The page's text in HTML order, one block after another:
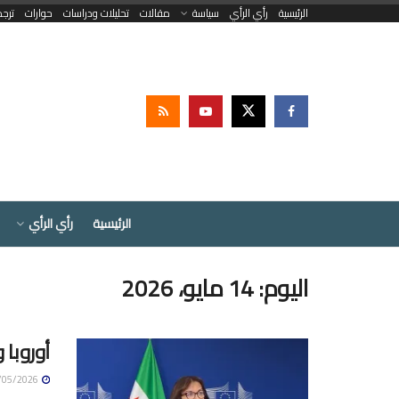
الرئيسية رأي الرأي سياسة مقالات تحليلات ودراسات حوارات
الرئيسية رأي الرأي
اليوم:14 مايو، 2026